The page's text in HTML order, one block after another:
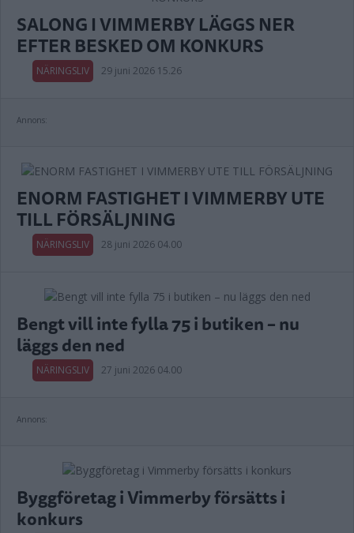
SALONG I VIMMERBY LÄGGS NER
EFTER BESKED OM KONKURS
NÄRINGSLIV 29 juni 2026 15.26
Annons:
ENORM FASTIGHET I VIMMERBY UTE
TILL FÖRSÄLJNING
NÄRINGSLIV 28 juni 2026 04.00
Bengt vill inte fylla 75 i butiken – nu
läggs den ned
NÄRINGSLIV 27 juni 2026 04.00
Annons:
Byggföretag i Vimmerby försätts i
konkurs